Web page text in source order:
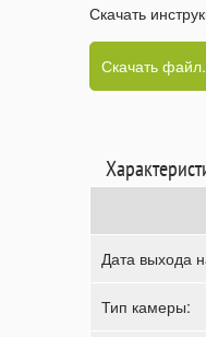
Скачать
Скачать
Дата выхода
Тип камеры: